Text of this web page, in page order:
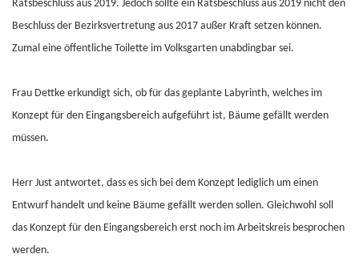
Ratsbeschluss aus 2019. Jedoch sollte ein Ratsbeschluss aus 2019 nicht den
Beschluss der Bezirksvertretung aus 2017 außer Kraft setzen können.
Zumal eine öffentliche Toilette im Volksgarten unabdingbar sei.
Frau Dettke erkundigt sich, ob für das geplante Labyrinth, welches im
Konzept für den Eingangsbereich aufgeführt ist, Bäume gefällt werden
müssen.
Herr Just antwortet, dass es sich bei dem Konzept lediglich um einen
Entwurf handelt und keine Bäume gefällt werden sollen. Gleichwohl soll
das Konzept für den Eingangsbereich erst noch im Arbeitskreis besprochen
werden.